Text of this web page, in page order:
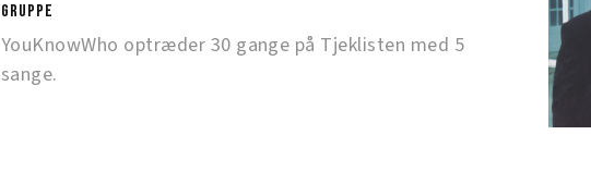
gruppe
YouKnowWho optræder 30 gange på Tjeklisten med 5
sange.